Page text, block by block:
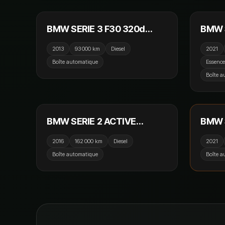
BMW SERIE 3 F30 320d
GPS / Camera 360 /
2013 93 000 km
Diesel
Boîte automatique
BMW
recul
2021
Boîte
BMW SERIE 2 ACTIVE
Lounge A Toit Ouvrant
2016 162 000 km
Diesel
Boîte automatique
BMW
2021
Boîte